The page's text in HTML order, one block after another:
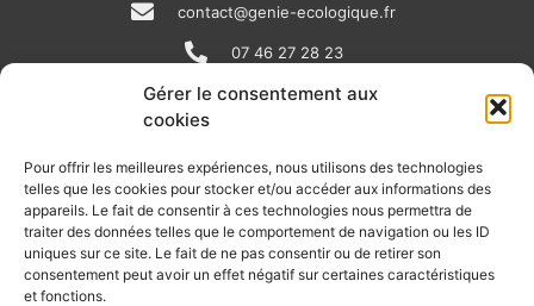
Gérer le consentement aux
cookies
Pour offrir les meilleures expériences, nous utilisons des technologies
telles que les cookies pour stocker et/ou accéder aux informations des
appareils. Le fait de consentir à ces technologies nous permettra de
traiter des données telles que le comportement de navigation ou les ID
uniques sur ce site. Le fait de ne pas consentir ou de retirer son
consentement peut avoir un effet négatif sur certaines caractéristiques
et fonctions.
contact@genie-ecologique.fr
07 46 27 28 23
N
e
w
s
p
i
n
k
e
o
u
t
u
RECEVOIR L'ACTU DE LA FILIÈRE
Retrouvez tous les mois les articles terrain de nos adhérents, les
rendez-vous importants de la filière, nos offres de stages et